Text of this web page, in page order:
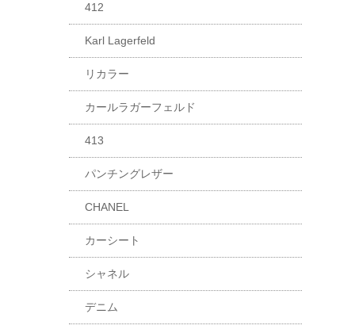
412
Karl Lagerfeld
リカラー
カールラガーフェルド
413
パンチングレザー
CHANEL
カーシート
シャネル
デニム